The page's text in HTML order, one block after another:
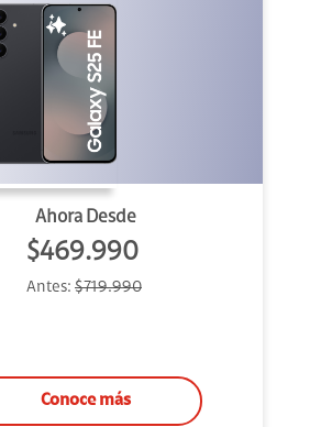
Ahora Desde
$469.990
Antes: $719.990
Conoce más